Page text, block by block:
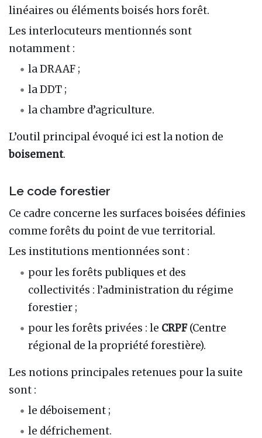
linéaires ou éléments boisés hors forêt.
Les interlocuteurs mentionnés sont
notamment :
la DRAAF ;
la DDT ;
la chambre d’agriculture.
L’outil principal évoqué ici est la notion de
boisement.
Le code forestier
Ce cadre concerne les surfaces boisées définies
comme forêts du point de vue territorial.
Les institutions mentionnées sont :
pour les forêts publiques et des
collectivités : l’administration du régime
forestier ;
pour les forêts privées : le CRPF(Centre
régional de la propriété forestière).
Les notions principales retenues pour la suite
sont :
le déboisement ;
le défrichement.